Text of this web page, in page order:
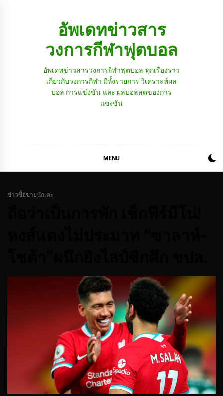
อัพเดทข่าวสาร
วงการกีฬาฟุตบอล
อัพเดทข่าวสารวงการกีฬาฟุตบอล ทุกเรื่องราว
เกี่ยวกับวงการกีฬา มีทั้งรายการ วิเคราะห์ผล
บอล การแข่งขัน และ ผลบอลสดของการ
แข่งขัน
MENU
ข่าวซื้อขายนักเตะ